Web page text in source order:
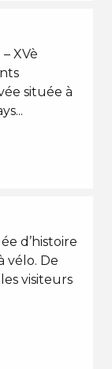
XVè
située à
d’histoire
vélo. De
visiteurs